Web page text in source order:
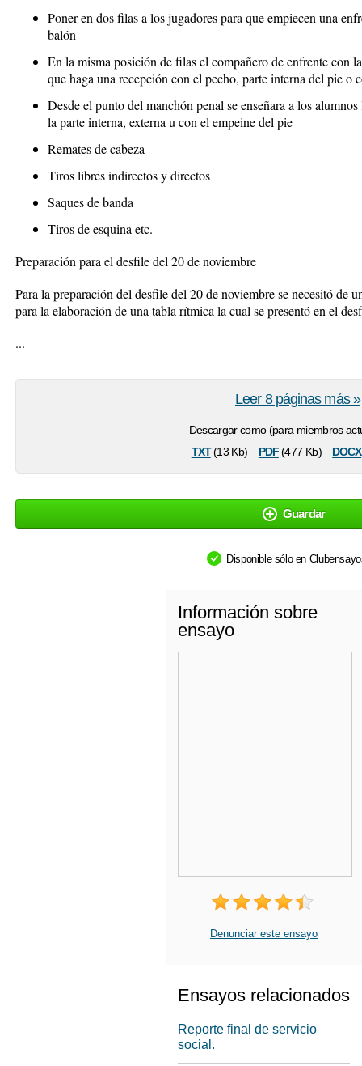
Poner en dos filas a los jugadores para que empiecen una
balón
En la misma posición de filas el compañero de enfrente con
que haga una recepción con el pecho, parte interna del pie o
Desde el punto del manchón penal se enseñara a los
la parte interna, externa u con el empeine del pie
Remates de cabeza
Tiros libres indirectos y directos
Saques de banda
Tiros de esquina etc.
Preparación para el desfile del 20 de noviembre
Para la preparación del desfile del 20 de noviembre se necesitó de
para la elaboración de una tabla rítmica la cual se presentó en el
...
Descargar como (para miembros
txt(13 Kb) pdf(477 Kb) docx
Leer 8 páginas más »
Guardar
Disponible sólo en
Información sobre
ensayo
Denunciar este ensayo
Ensayos relacionados
Reporte final de servicio
social.